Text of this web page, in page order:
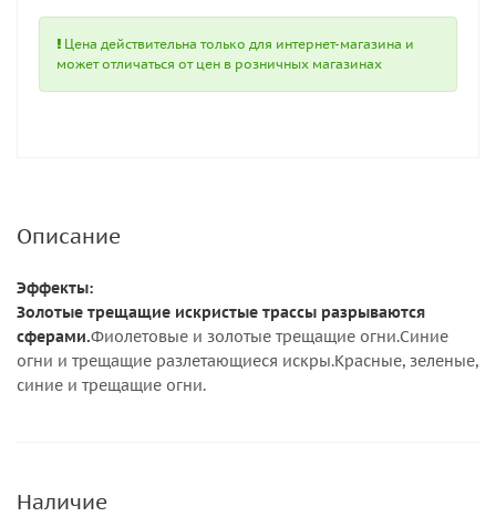
Цена действительна только для интернет-магазина и
может отличаться от цен в розничных магазинах
Описание
Эффекты:
Золотые трещащие искристые трассы разрываются
сферами.Фиолетовые и золотые трещащие огни.Синие
огни и трещащие разлетающиеся искры.Красные, зеленые,
синие и трещащие огни.
Наличие